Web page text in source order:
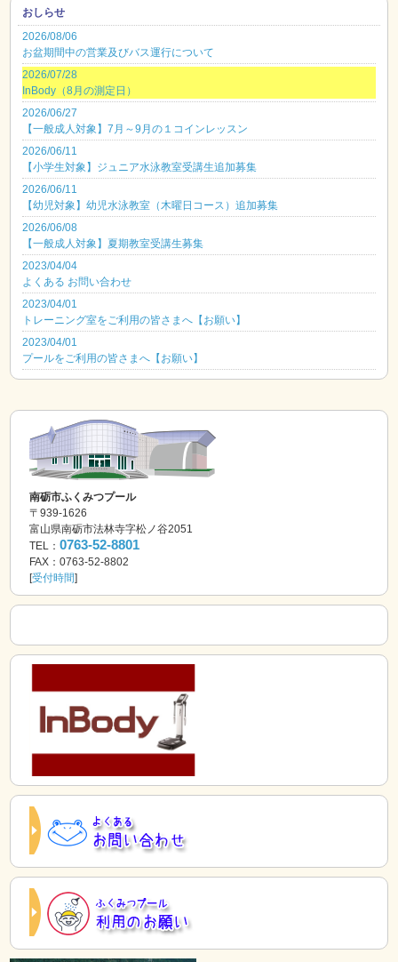
おしらせ
2026/08/06
お盆期間中の営業及びバス運行について
2026/07/28
InBody（8月の測定日）
2026/06/27
【一般成人対象】7月～9月の１コインレッスン
2026/06/11
【小学生対象】ジュニア水泳教室受講生追加募集
2026/06/11
【幼児対象】幼児水泳教室（木曜日コース）追加募集
2026/06/08
【一般成人対象】夏期教室受講生募集
2023/04/04
よくある お問い合わせ
2023/04/01
トレーニング室をご利用の皆さまへ【お願い】
2023/04/01
プールをご利用の皆さまへ【お願い】
南砺市ふくみつプール
〒939-1626
富山県南砺市法林寺字松ノ谷2051
TEL：0763-52-8801
FAX：0763-52-8802
[受付時間]